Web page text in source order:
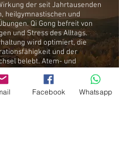
der seit Jahrtausenden
heilgymnastischen und
Qi Gong befreit von
und Stress des Alltags.
wird optimiert, die
und der
belebt. Atem- und
sowie Erkenntnisse aus der
Chinesischen Medizin
Facebook Whatsapp